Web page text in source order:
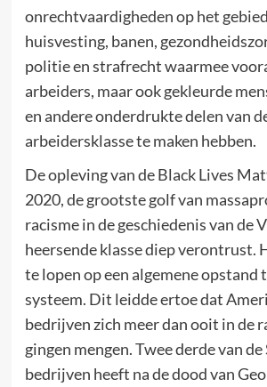
onrechtvaardigheden op het
huisvesting, banen,
politie en strafrecht waarmee
arbeiders, maar ook gekleurde
en andere onderdrukte delen van
arbeidersklasse te maken hebben.
De opleving van de Black Lives
2020, de grootste golf van
racisme in de geschiedenis van de
heersende klasse diep verontrust.
te lopen op een algemene opstand
systeem. Dit leidde ertoe dat
bedrijven zich meer dan ooit in de
gingen mengen. Twee derde van
bedrijven heeft na de dood van